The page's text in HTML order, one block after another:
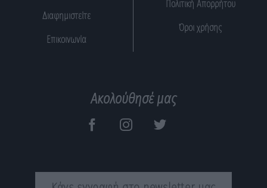
Διαφημιστείτε
Επικοινωνία
Πολιτική Απορρήτου
Όροι χρήσης
Ακολούθησέ μας